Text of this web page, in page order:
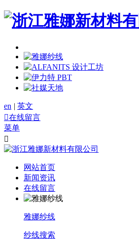
en | 英文
在线留言
菜单

网站首页
新闻资讯
在线留言
雅娜纱线
纱线搜索